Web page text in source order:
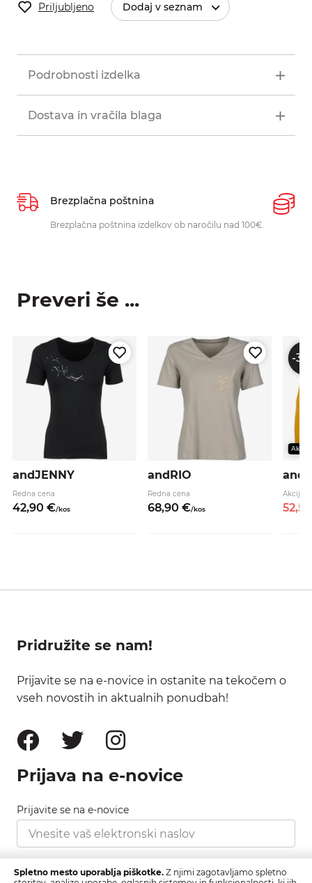
Priljubljeno Dodaj v seznam
Podrobnosti izdelka
Dostava in vračila blaga
Brezplačna poštnina
Brezplačna poštnina izdelkov ob naročilu nad 100€.
Preveri še ...
andJENNY
Redna cena
42,90 €/kos
andRIO
Redna cena
68,90 €/kos
-30
Akcija
52,50
Pridružite se nam!
Prijavite se na e-novice in ostanite na tekočem o
vseh novostih in aktualnih ponudbah!
Prijava na e-novice
Prijavite se na e-novice
Strinjam se s pravilnikom zasebnosti, ki ga najdete
Spletno mesto uporablja piškotke. Z njimi zagotavljamo spletno